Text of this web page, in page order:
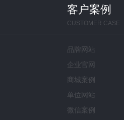
客户案例
CUSTOMER CASE
品牌网站
企业官网
商城案例
单位网站
微信案例